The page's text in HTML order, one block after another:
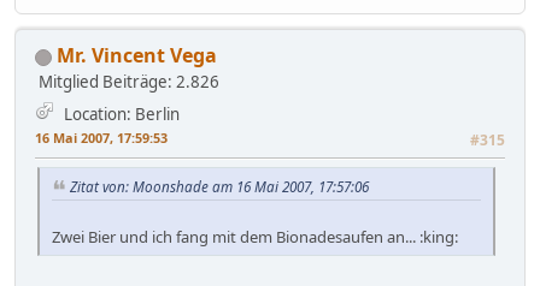
Mr. Vincent Vega
Mitglied Beiträge: 2.826
Location: Berlin
16 Mai 2007, 17:59:53 #315
Zitat von: Moonshade am 16 Mai 2007, 17:57:06
Zwei Bier und ich fang mit dem Bionadesaufen an... :king: